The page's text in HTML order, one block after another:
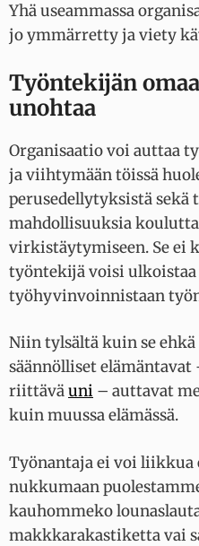
Yhä useammassa
jo ymmärretty ja viety
Työntekijän
unohtaa
Organisaatio voi auttaa
ja viihtymään töissä
perusedellytyksistä sekä
mahdollisuuksia
virkistäytymiseen. Se ei
työntekijä voisi
työhyvinvoinnistaan
Niin tylsältä kuin se
säännölliset elämäntavat
riittäväuni – auttavat
kuin muussa elämässä.
Työnantaja ei voi liikkua
nukkumaan
kauhommeko
makkkarakastiketta vai